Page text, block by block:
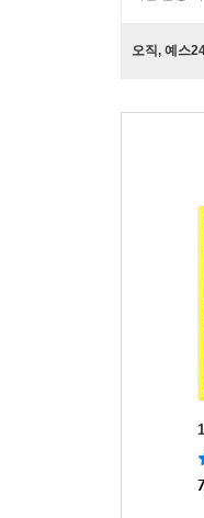
오직, 예스